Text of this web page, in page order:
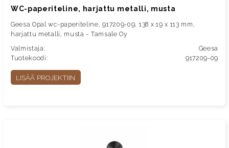
WC-paperiteline, harjattu metalli, musta
Geesa Opal wc-paperiteline, 917209-09, 138 x 19 x 113 mm,
harjattu metalli, musta - Tamsale Oy
Valmistaja:
Geesa
Tuotekoodi:
917209-09
LISÄÄ PROJEKTIIN